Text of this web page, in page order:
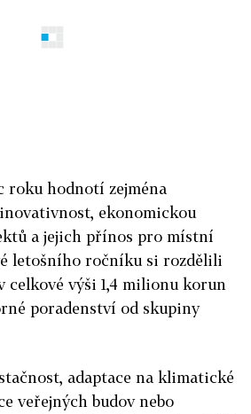
roku hodnotí zejména
ekonomickou
a jejich přínos pro místní
letošního ročníku si rozdělili
celkové výši 1,4 milionu korun
poradenství od skupiny
adaptace na klimatické
veřejných budov nebo